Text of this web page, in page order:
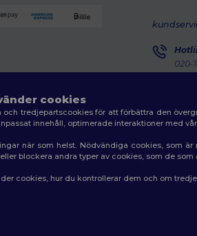
020-
förbehållna
cookies
tredjepartscookies för att förbättra den
innehåll, optimerade interaktioner med
när som helst. Nödvändiga cookies, som
blockera andra typer av cookies, som de
cookies, hur du kontrollerar dem och om